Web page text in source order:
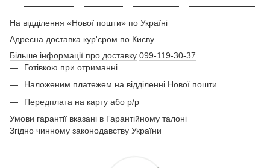
На відділення «Нової пошти» по Україні
Адресна доставка кур'єром по Києву
Більше інформації про доставку 099-119-30-37
Готівкою при отриманні
Наложеним платежем на відділенні Нової пошти
Передплата на карту або р/р
Умови гарантії вказані в Гарантійному талоні
Згідно чинному законодавству України